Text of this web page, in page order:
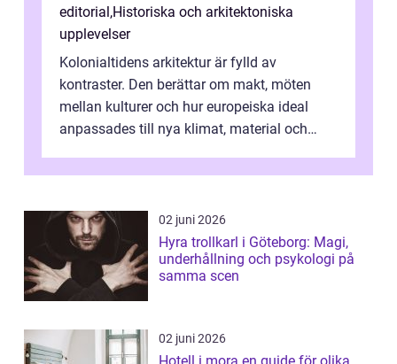
editorial,Historiska och arkitektoniska
upplevelser
Kolonialtidens arkitektur är fylld av
kontraster. Den berättar om makt, möten
mellan kulturer och hur europeiska ideal
anpassades till nya klimat, material och
02 juni 2026
Hyra trollkarl i Göteborg: Magi,
underhållning och psykologi på
samma scen
02 juni 2026